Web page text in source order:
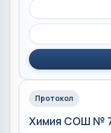
Протокол
Химия СОШ №